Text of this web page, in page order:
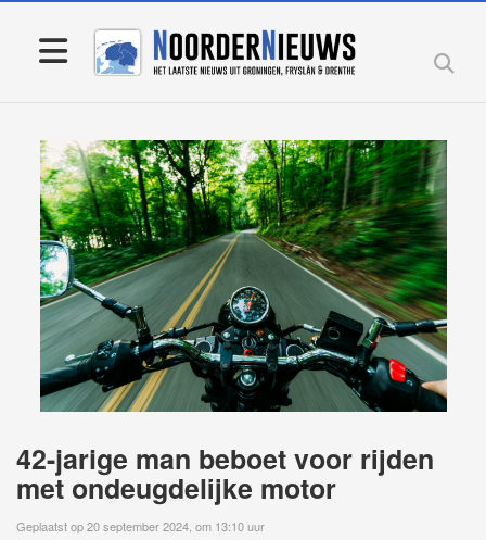
42-jarige man beboet voor rijden
met ondeugdelijke motor
Geplaatst op 20 september 2024, om 13:10 uur